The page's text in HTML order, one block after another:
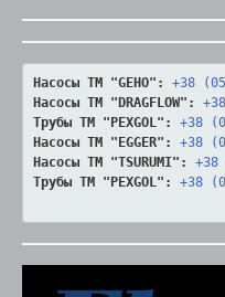
Насосы ТМ "GEHO":
+38
Насосы ТМ "DRAGFLOW":
Трубы ТМ "PEXGOL":
+38
Насосы ТМ "EGGER":
+38
Насосы ТМ "TSURUMI":
+38
Трубы ТМ "PEXGOL":
+38